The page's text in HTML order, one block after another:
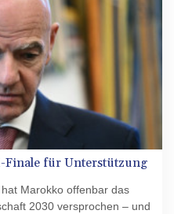
für Unterstützung
Marokko offenbar das
2030 versprochen – und